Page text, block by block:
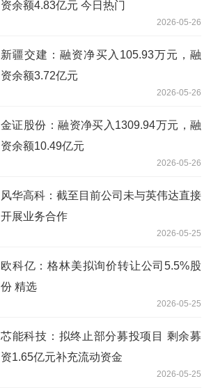
资余额4.83亿元 今日热门
2026-05-26
新疆交建：融资净买入105.93万元，融
资余额3.72亿元
2026-05-26
金证股份：融资净买入1309.94万元，融
资余额10.49亿元
2026-05-26
风华高科：截至目前公司未与英伟达直接
开展业务合作
2026-05-25
欧科亿：格林美拟询价转让公司5.5%股
份 精选
2026-05-25
芯能科技：拟终止部分募投项目 剩余募
资1.65亿元补充流动资金
2026-05-25